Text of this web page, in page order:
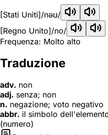
[Stati Uniti]/nəʊ/
[Regno Unito]/no/
Frequenza: Molto alto
Traduzione
adv. non
adj. senza; non
n. negazione; voto negativo
abbr. il simbolo
(numero)